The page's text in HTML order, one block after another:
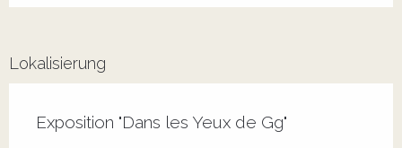
Lokalisierung
Exposition "Dans les Yeux de Gg"